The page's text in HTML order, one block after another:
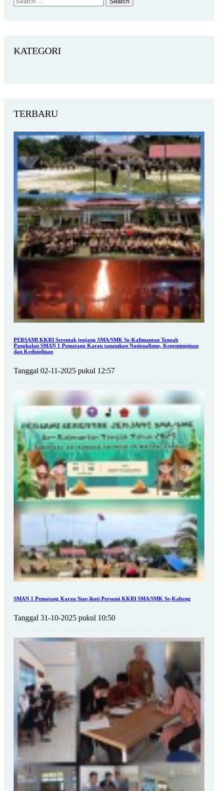
KATEGORI
TERBARU
PERSAMI KKRI Serentak jenjang SMA/SMK Se-Kalimantan Tengah
Pangkalan SMAN 1 Pematang Karau tanamkan Nasionalisme, Kepemimpinan
dan Kedisiplinan
Tanggal 02-11-2025 pukul 12:57
SMAN 1 Pematang Karau Siap ikuti Persami KKRI SMA/SMK Se-Kalteng
Tanggal 31-10-2025 pukul 10:50